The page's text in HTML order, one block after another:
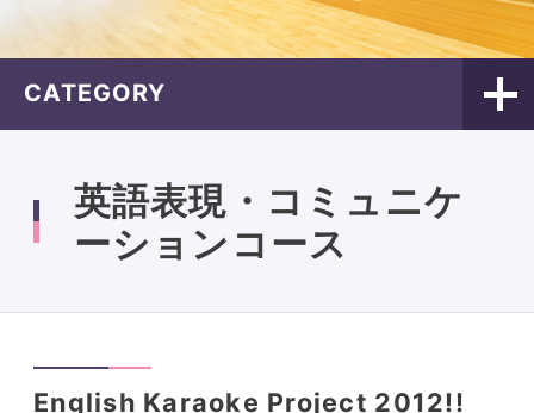
CATEGORY
英語表現・コミュニケ
ーションコース
English Karaoke Project 2012!!